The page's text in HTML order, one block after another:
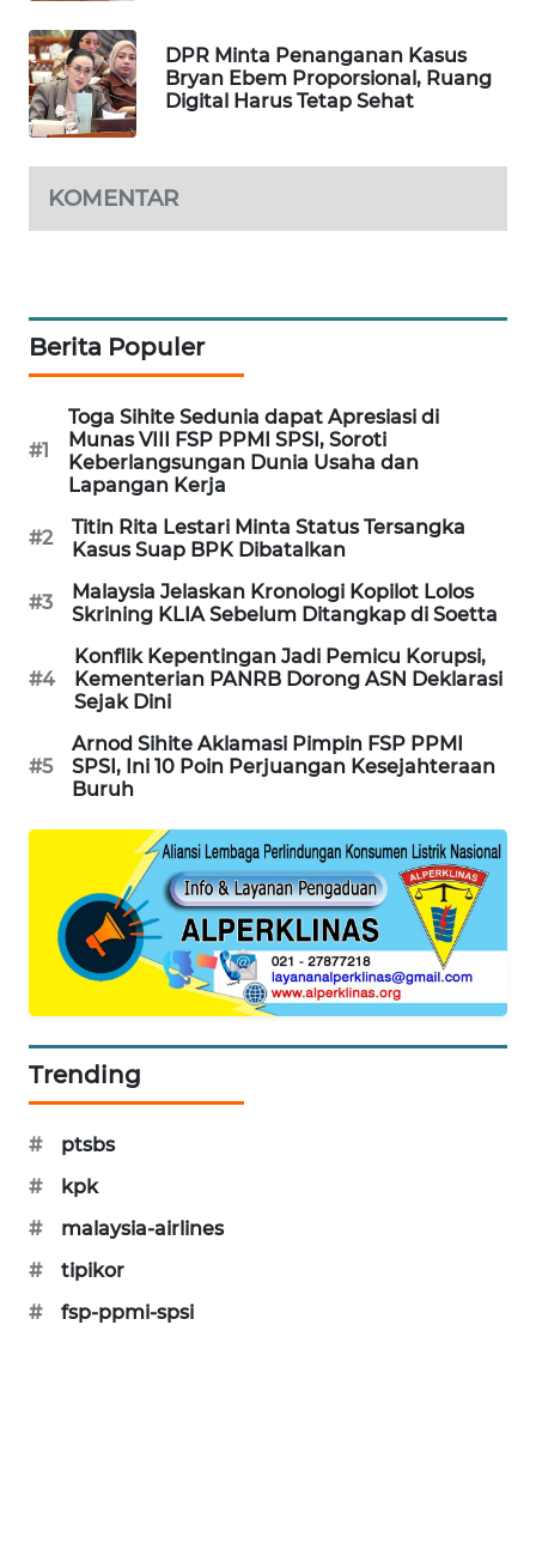
DPR Minta Penanganan Kasus
Bryan Ebem Proporsional, Ruang
Digital Harus Tetap Sehat
KOMENTAR
Berita Populer
#1
Toga Sihite Sedunia dapat Apresiasi di
Munas VIII FSP PPMI SPSI, Soroti
Keberlangsungan Dunia Usaha dan
Lapangan Kerja
#2
Titin Rita Lestari Minta Status Tersangka
Kasus Suap BPK Dibatalkan
#3
Malaysia Jelaskan Kronologi Kopilot Lolos
Skrining KLIA Sebelum Ditangkap di Soetta
#4
Konflik Kepentingan Jadi Pemicu Korupsi,
Kementerian PANRB Dorong ASN Deklarasi
Sejak Dini
#5
Arnod Sihite Aklamasi Pimpin FSP PPMI
SPSI, Ini 10 Poin Perjuangan Kesejahteraan
Buruh
Trending
#
ptsbs
#
kpk
#
malaysia-airlines
#
tipikor
#
fsp-ppmi-spsi
MARTABAT
NET
PLN
WATCH
LPKKI
LKKI
KOPEKLIN
KONSUMEN
FORWAMKI
ALPERKLINAS
TAMBANG
NEWS
SIDIKALANG
NEWS
SIBARAGAS
NEWS
METRO
NEWS
MEDAN
NEWS